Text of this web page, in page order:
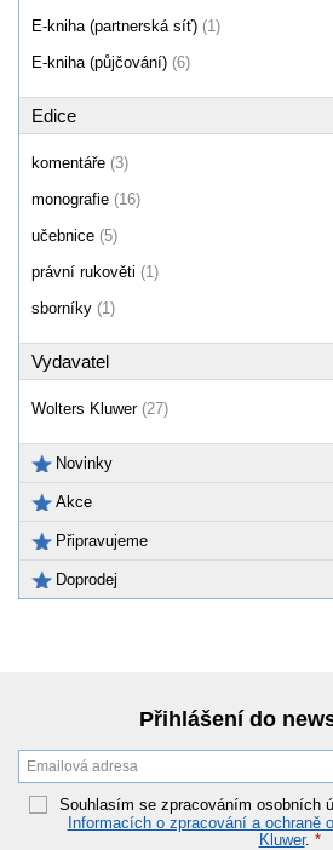
E-kniha (partnerská síť) (1)
E-kniha (půjčování) (6)
Edice
komentáře (3)
monografie (16)
učebnice (5)
právní rukověti (1)
sborníky (1)
Vydavatel
Wolters Kluwer (27)
Novinky
Akce
Připravujeme
Doprodej
Přihlášení do
Souhlasím se zpracováním osobních
Informacích o zpracování a ochraně
Kluwer. *